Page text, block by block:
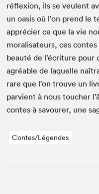
réflex­ion, ils se veu­lent
un oasis où l’on prend le
appréci­er ce que la vie
moral­isa­teurs, ces
beauté de l’écriture
agréable de laque­lle
rare que l’on trou­ve un
parvient à nous touch­er
con­tes à savour­er, une
Contes/Légendes